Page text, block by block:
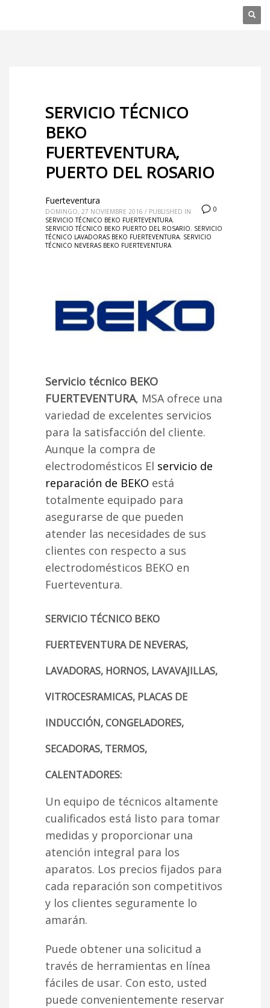
SERVICIO TÉCNICO
BEKO
FUERTEVENTURA,
PUERTO DEL ROSARIO
0
Fuerteventura
DOMINGO, 27 NOVIEMBRE 2016 / PUBLISHED IN
SERVICIO TÉCNICO BEKO FUERTEVENTURA,
SERVICIO TÉCNICO BEKO PUERTO DEL ROSARIO, SERVICIO
TÉCNICO LAVADORAS BEKO FUERTEVENTURA, SERVICIO
TÉCNICO NEVERAS BEKO FUERTEVENTURA
Servicio técnico BEKO
FUERTEVENTURA, MSA ofrece una
variedad de excelentes servicios
para la satisfacción del cliente.
Aunque la compra de
electrodomésticos El servicio de
reparación de BEKO está
totalmente equipado para
asegurarse de que pueden
atender las necesidades de sus
clientes con respecto a sus
electrodomésticos BEKO en
Fuerteventura.
SERVICIO TÉCNICO BEKO
FUERTEVENTURA DE NEVERAS,
LAVADORAS, HORNOS, LAVAVAJILLAS,
VITROCESRAMICAS, PLACAS DE
INDUCCIÓN, CONGELADORES,
SECADORAS, TERMOS,
CALENTADORES:
Un equipo de técnicos altamente
cualificados está listo para tomar
medidas y proporcionar una
atención integral para los
aparatos. Los precios fijados para
cada reparación son competitivos
y los clientes seguramente lo
amarán.
Puede obtener una solicitud a
través de herramientas en línea
fáciles de usar. Con esto, usted
puede convenientemente reservar